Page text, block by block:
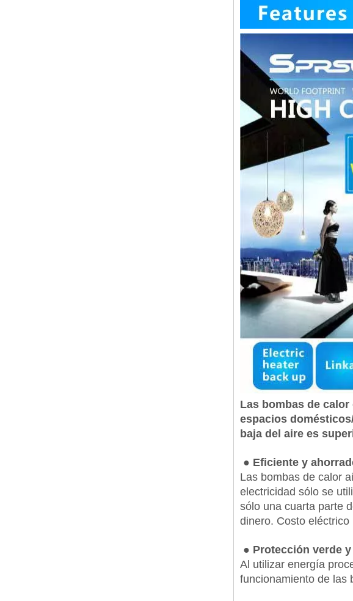
Las bombas de
espacios
baja del aire es
● Eficiente y
Las bombas de calor
electricidad sólo se
sólo una cuarta parte
dinero. Costo
● Protección verde y
Al utilizar energía
funcionamiento de las